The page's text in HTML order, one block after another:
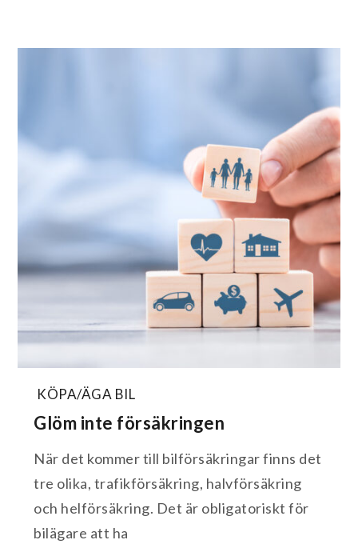
KÖPA/ÄGA BIL
Glöm inte försäkringen
När det kommer till bilförsäkringar finns det
tre olika, trafikförsäkring, halvförsäkring
och helförsäkring. Det är obligatoriskt för
bilägare att ha